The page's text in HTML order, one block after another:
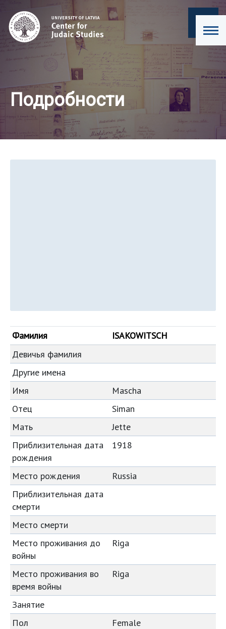
Подробности
Фамилия
ISAKOWITSCH
Девичья фамилия
Другие имена
Имя
Mascha
Отец
Siman
Мать
Jette
Приблизительная дата
рождения
1918
Место рождения
Russia
Приблизительная дата
смерти
Место смерти
Место проживания до
войны
Riga
Место проживания во
время войны
Riga
Занятие
Пол
Female